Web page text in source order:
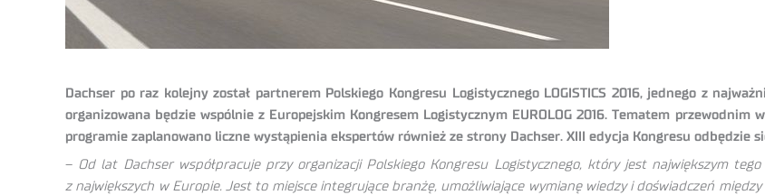
Dachser po raz kolejny został partnerem Polskiego Kongresu Logistycznego LOGISTICS 2016, jednego z
organizowana będzie wspólnie z Europejskim Kongresem Logistycznym EUROLOG 2016. Tematem
programie zaplanowano liczne wystąpienia ekspertów również ze strony Dachser. XIII edycja Kongresu odbędzie
– Od lat Dachser współpracuje przy organizacji Polskiego Kongresu Logistycznego, który jest największym
z największych w Europie. Jest to miejsce integrujące branżę, umożliwiające wymianę wiedzy i doświadczeń